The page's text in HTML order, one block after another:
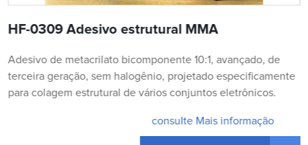
HF-0309 Adesivo estrutural MMA
Adesivo de metacrilato bicomponente 10:1, avançado, de
terceira geração, sem halogênio, projetado especificamente
para colagem estrutural de vários conjuntos eletrônicos.
consulte Mais informação